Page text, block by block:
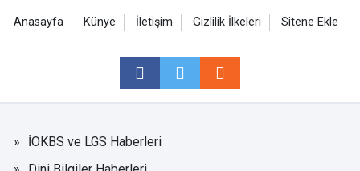
Anasayfa Künye İletişim Gizlilik İlkeleri Sitene Ekle
İOKBS ve LGS Haberleri